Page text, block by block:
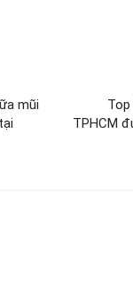
mũi
TPHCM